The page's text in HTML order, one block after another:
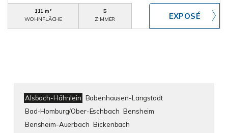
111 m²
WOHNFLÄCHE
5
ZIMMER
Alsbach-Hähnlein Babenhausen-Langstadt
Bad-Homburg/Ober-Eschbach Bensheim
Bensheim-Auerbach Bickenbach